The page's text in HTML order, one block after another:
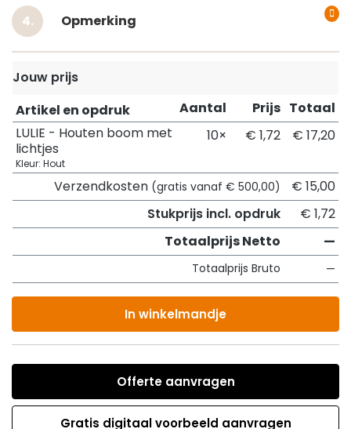
Opmerking
Jouw prijs
Artikel en opdruk
Aantal Prijs Totaal
LULIE - Houten boom met
lichtjes
Kleur: Hout
10× € 1,72 € 17,20
Verzendkosten (gratis vanaf € 500,00)
€ 15,00
Stukprijs incl. opdruk
€ 1,72
Totaalprijs Netto
—
Totaalprijs Bruto —
In winkelmandje
Offerte aanvragen
Gratis digitaal voorbeeld aanvragen